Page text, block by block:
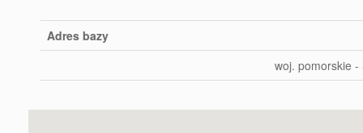
Adres bazy
woj. pomorskie -